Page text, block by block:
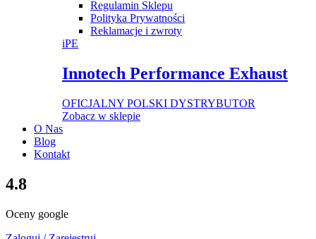
Regulamin Sklepu
Polityka Prywatności
Reklamacje i zwroty
iPE
Innotech Performance Exhaust
OFICJALNY POLSKI DYSTRYBUTOR
Zobacz w sklepie
O Nas
Blog
Kontakt
4.8
Oceny google